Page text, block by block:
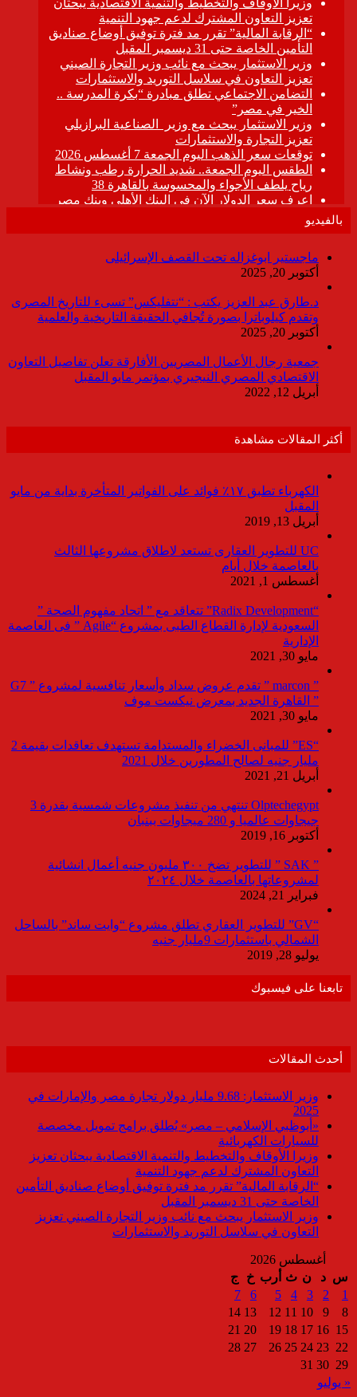
بالفيديو
ماجستير ابوغزاله تحت القصف الإسرائيلى
أكتوبر 20, 2025
د.طارق عبد العزيز يكتب : “نتفليكس” تسىء للتاريخ المصرى
وتقدم كيلوباترا بصورة تُجافي الحقيقة التاريخية والعلمية
أكتوبر 20, 2025
جمعية رجال الأعمال المصريين الأفارقة تعلن تفاصيل التعاون
الاقتصادي المصري النيجيري بمؤتمر مايو المقبل
أبريل 12, 2022
أكثر المقالات مشاهدة
الكهرباء تطبق ١٧٪ فوائد على الفواتير المتأخرة بداية من مايو
المقبل
أبريل 13, 2019
UC للتطوير العقارى تستعد لاطلاق مشروعها الثالث
بالعاصمة خلال أيام
أغسطس 1, 2021
“Radix Development” تتعاقد مع ” اتحاد مفهوم الصحة ”
السعودية لإدارة القطاع الطبى بمشروع “Agile ” فى العاصمة
الإدارية
مايو 30, 2021
” marcon ” تقدم عروض سداد وأسعار تنافسية لمشروع ” G7
” القاهرة الجديد بمعرض نيكست موف
مايو 30, 2021
“ES” للمبانى الخضراء والمستدامة تستهدف تعاقدات بقيمة 2
مليار جنيه لصالح المطورين خلال 2021
أبريل 21, 2021
Olptechegypt تنتهي من تنفيذ مشروعات شمسية بقدرة 3
جيجاوات عالميا و 280 ميجاوات ببنبان
أكتوبر 16, 2019
” SAK ” للتطوير تضخ ٣٠٠ مليون جنيه أعمال انشائية
لمشروعاتها بالعاصمة خلال ٢٠٢٤
فبراير 21, 2024
“GV” للتطوير العقاري تطلق مشروع “وايت ساند” بالساحل
الشمالي باستثمارات 9مليار جنيه
يوليو 28, 2019
تابعنا على فيسبوك
أحدث المقالات
وزير الاستثمار: 9.68 مليار دولار تجارة مصر والإمارات في
2025
«أبوظبي الإسلامي – مصر» يُطلق برامج تمويل مخصصة
للسيارات الكهربائية
وزيرا الأوقاف والتخطيط والتنمية الاقتصادية يبحثان تعزيز
التعاون المشترك لدعم جهود التنمية
“الرقابة المالية” تقرر مد فترة توفيق أوضاع صناديق التأمين
الخاصة حتى 31 ديسمبر المقبل
وزير الاستثمار يبحث مع نائب وزير التجارة الصيني تعزيز
التعاون في سلاسل التوريد والاستثمارات
أغسطس 2026
س د ن ث أرب خ
ج
1
2
3
4
5
6
7
8
9
10
11
12
13
14
15
16
17
18
19
20
21
22
23
24
25
26
27
28
29
30
31
« يوليو